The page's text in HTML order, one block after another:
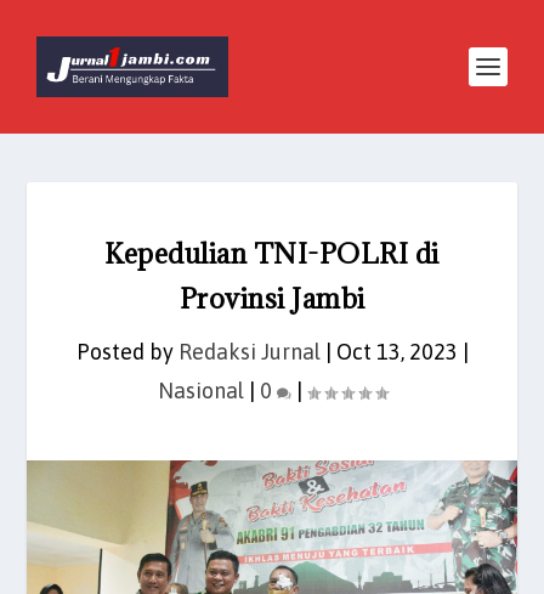
Kepedulian TNI-POLRI di
Provinsi Jambi
Posted by Redaksi Jurnal| Oct 13, 2023
Nasional| 0 |